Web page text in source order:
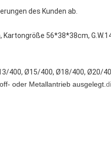
des Kunden ab.
56*38*38cm,
400, Ø15/400, Ø18/400, Ø20/
oder Metallantrieb ausgelegt.